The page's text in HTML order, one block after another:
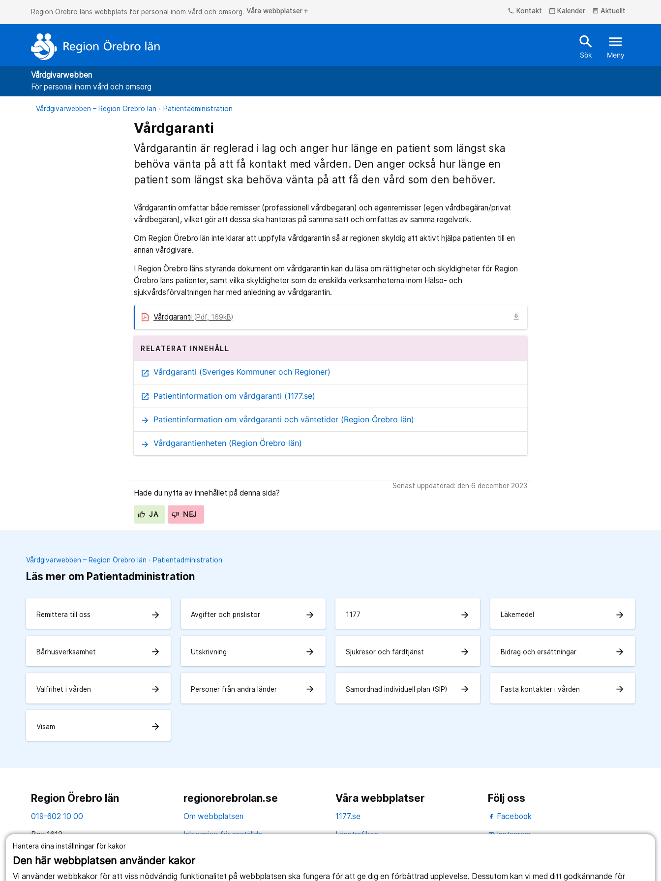
Hantera dina inställningar för kakor
Den här webbplatsen använder kakor
Vi använder webbkakor för att viss nödvändig funktionalitet på webbplatsen ska fungera för att ge dig en förbättrad upplevelse. Dessutom kan vi med ditt godkännande för
Region Örebro läns webbplats för personal inom vård och omsorg. Våra webbplatser add phone Kontakt calendar_today Kalender article Aktuellt
search
Sök
menu
Meny
Vårdgivarwebben
För personal inom vård och omsorg
Vårdgivarwebben – Region Örebro län Patientadministration
Vårdgaranti
Vårdgarantin är reglerad i lag och anger hur länge en patient som längst ska
behöva vänta på att få kontakt med vården. Den anger också hur länge en
patient som längst ska behöva vänta på att få den vård som den behöver.
Vårdgarantin omfattar både remisser (professionell vårdbegäran) och egenremisser (egen vårdbegäran/privat
vårdbegäran), vilket gör att dessa ska hanteras på samma sätt och omfattas av samma regelverk.
Om Region Örebro län inte klarar att uppfylla vårdgarantin så är regionen skyldig att aktivt hjälpa patienten till en
annan vårdgivare.
I Region Örebro läns styrande dokument om vårdgarantin kan du läsa om rättigheter och skyldigheter för Region
Örebro läns patienter, samt vilka skyldigheter som de enskilda verksamheterna inom Hälso- och
sjukvårdsförvaltningen har med anledning av vårdgarantin.
Vårdgaranti (Pdf, 169kB) download
RELATERAT INNEHÅLL
open_in_new Vårdgaranti (Sveriges Kommuner och Regioner)
open_in_new Patientinformation om vårdgaranti (1177.se)
arrow_forward Patientinformation om vårdgaranti och väntetider (Region Örebro län)
arrow_forward Vårdgarantienheten (Region Örebro län)
Hade du nytta av innehållet på denna sida?
JA NEJ
Senast uppdaterad: den 6 december 2023
Vårdgivarwebben – Region Örebro län Patientadministration
Läs mer om Patientadministration
Remittera till oss arrow_forward Avgifter och prislistor arrow_forward 1177 arrow_forward Läkemedel arrow_forward
Bårhusverksamhet arrow_forward Utskrivning arrow_forward Sjukresor och färdtjänst arrow_forward Bidrag och ersättningar arrow_forward
Valfrihet i vården arrow_forward Personer från andra länder arrow_forward Samordnad individuell plan (SIP) arrow_forward Fasta kontakter i vården arrow_forward
Visam arrow_forward
Region Örebro län
019-602 10 00
Box 1613
701 16 Örebro
Tillsammans skapar vi ett bättre liv
regionorebrolan.se
Om webbplatsen
Inloggning för anställda
Webbplatsens tillgänglighet
Våra webbplatser
1177.se
Länstrafiken
Följ oss
Facebook
portraitInstagram